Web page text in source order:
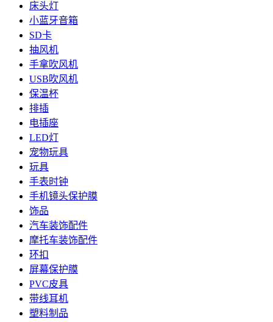
床头灯
小蓝牙音箱
SD卡
抽风机
手拿吹风机
USB吹风机
保温杯
排插
电插座
LED灯
宠物玩具
玩具
手表时钟
手机镜头保护膜
饰品
汽车装饰配件
摩托车装饰配件
环扣
屏幕保护膜
PVC皮具
带线耳机
塑料制品